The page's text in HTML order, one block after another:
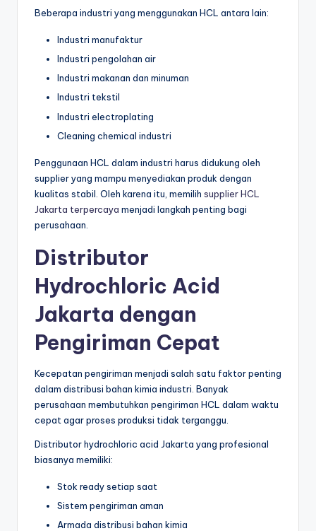
Beberapa industri yang menggunakan HCL antara lain:
Industri manufaktur
Industri pengolahan air
Industri makanan dan minuman
Industri tekstil
Industri electroplating
Cleaning chemical industri
Penggunaan HCL dalam industri harus didukung oleh
supplier yang mampu menyediakan produk dengan
kualitas stabil. Oleh karena itu, memilih supplier HCL
Jakarta terpercaya menjadi langkah penting bagi
perusahaan.
Distributor
Hydrochloric Acid
Jakarta dengan
Pengiriman Cepat
Kecepatan pengiriman menjadi salah satu faktor penting
dalam distribusi bahan kimia industri. Banyak
perusahaan membutuhkan pengiriman HCL dalam waktu
cepat agar proses produksi tidak terganggu.
Distributor hydrochloric acid Jakarta yang profesional
biasanya memiliki:
Stok ready setiap saat
Sistem pengiriman aman
Armada distribusi bahan kimia